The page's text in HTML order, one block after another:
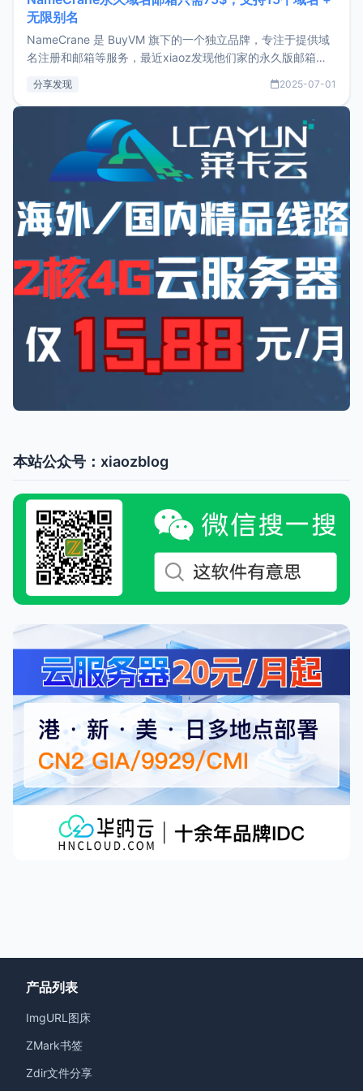
无限别名
NameCrane 是 BuyVM 旗下的一个独立品牌，专注于提供域
名注册和邮箱等服务，最近xiaoz发现他们家的永久版邮箱服
又实惠的域名邮箱，不妨尝试一下 NameCrane。注册
NameCraneNameCrane不支持直接注册，必须要购买
分享发现 2025-07-01
本站公众号：xiaozblog
产品列表
ImgURL图床
ZMark书签
Zdir文件分享